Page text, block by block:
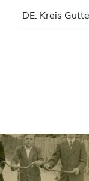
DE: Kreis